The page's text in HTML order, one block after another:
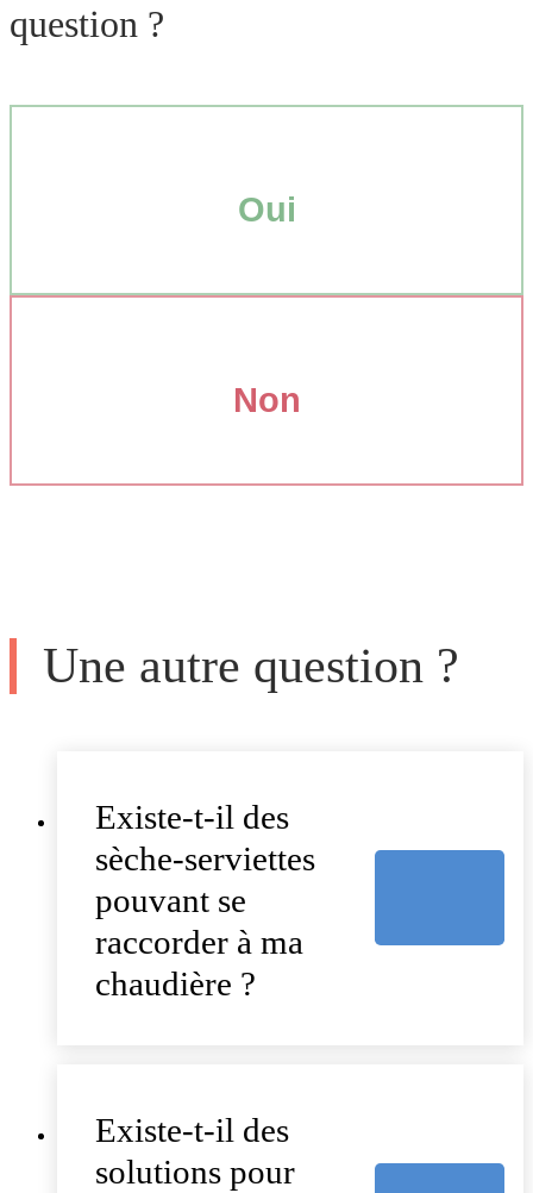
question ?
Oui
Non
Une autre question ?
Existe-t-il des
sèche-serviettes
pouvant se
raccorder à ma
chaudière ?
Existe-t-il des
solutions pour